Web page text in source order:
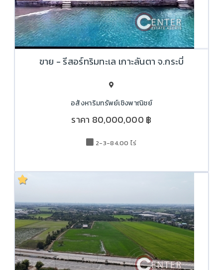
ขาย - รีสอร์ทริมทะเล เกาะลันตา จ.กระบี่
อสังหาริมทรัพย์เชิงพาณิชย์
ราคา 80,000,000 ฿
2-3-84.00 ไร่